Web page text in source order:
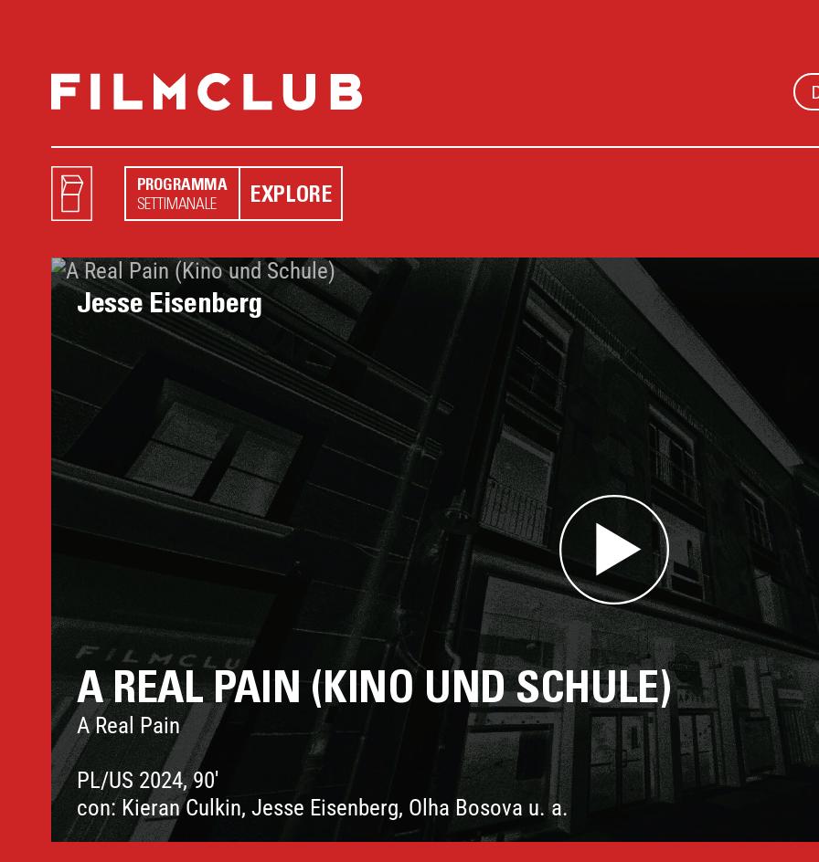
PROGRAMMA
SETTIMANALE EXPLORE
Jesse Eisenberg
A REAL PAIN (KINO UND SCHULE)
A Real Pain
PL/US 2024, 90'
con: Kieran Culkin, Jesse Eisenberg, Olha Bosova u. a.